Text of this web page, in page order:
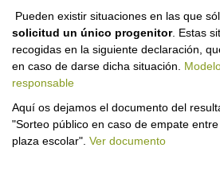
Pueden existir situaciones en las que
solicitud un único progenitor. Estas
recogidas en la siguiente declaración,
en caso de darse dicha situación.
responsable
Aquí os dejamos el documento del
"Sorteo público en caso de empate
plaza escolar". Ver documento